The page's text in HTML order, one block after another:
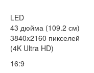
LED
43 дюйма (109.2 см)
3840x2160 пикселей
(4K Ultra HD)
16:9